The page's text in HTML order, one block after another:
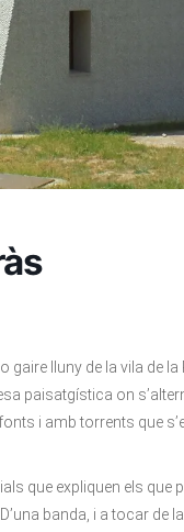
gaire lluny de la vila de la
paisatgística on
i amb torrents que
que expliquen els que
banda, i a tocar de